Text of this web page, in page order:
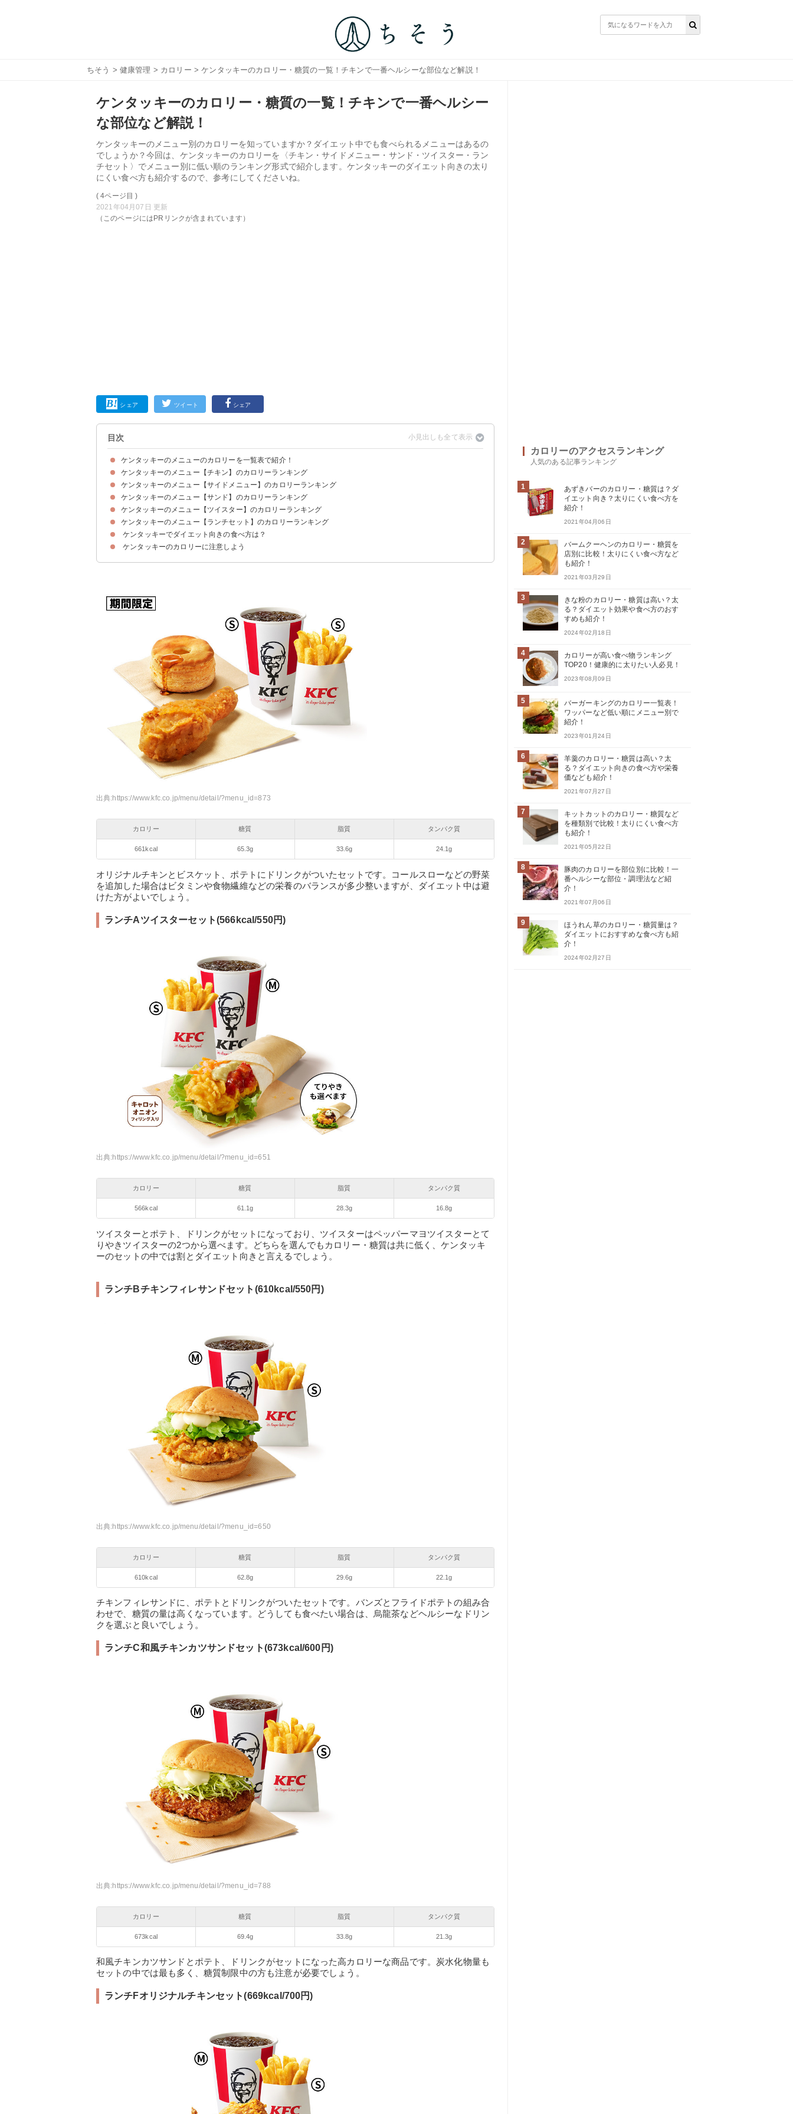
ちそう > 健康管理 > カロリー > ケンタッキーのカロリー・糖質の一覧！チキンで一番ヘルシーな部位など解説！
ケンタッキーのカロリー・糖質の一覧！チキンで一番ヘルシー
な部位など解説！
ケンタッキーのメニュー別のカロリーを知っていますか？ダイエット中でも食べられるメニューはあるの
でしょうか？今回は、ケンタッキーのカロリーを〈チキン・サイドメニュー・サンド・ツイスター・ラン
チセット〉でメニュー別に低い順のランキング形式で紹介します。ケンタッキーのダイエット向きの太り
にくい食べ方も紹介するので、参考にしてくださいね。
( 4ページ目 )
2021年04月07日 更新
（このページにはPRリンクが含まれています）
シェア ツイート シェア
目次
ケンタッキーのメニューのカロリーを一覧表で紹介！
ケンタッキーのメニュー【チキン】のカロリーランキング
オリジナルチキン【部位別】(237kcal/250円)
骨なしケンタッキー(204kcal/250円)
カーネルクリスピー(130kcal/230円)
ケンタッキーのメニュー【サイドメニュー】のカロリーランキング
ビスケット(200kcal/230円)
ポテト(S：195kcal/230円)
コールスロー(S：92kcal/230円)
ケンタッキーのメニュー【サンド】のカロリーランキング
チキンフィレサンド（415kcal/390円）
和風チキンカツサンド(478kcal/390円)
ケンタッキーのメニュー【ツイスター】のカロリーランキング
ペッパーマヨツイスター(371kcal/340円)
てりやきツイスター(392kcal/340円)
ケンタッキーのメニュー【ランチセット】のカロリーランキング
ランチS(661kcal/500円)
ランチAツイスターセット(566kcal/550円)
ランチBチキンフィレサンドセット(610kcal/550円)
ランチC和風チキンカツサンドセット(673kcal/600円)
ランチFオリジナルチキンセット(669kcal/700円)
ケンタッキーでダイエット向きの食べ方は？
①最初にコールスローなど野菜を食べる
②ドリンクにウーロン茶を選ぶ
③糖質の多いビスケットやサンド系メニューは避ける
ケンタッキーのカロリーに注意しよう
出典:https://www.kfc.co.jp/menu/detail/?menu_id=873
カロリー 糖質 脂質 タンパク質
661kcal 65.3g 33.6g 24.1g
オリジナルチキンとビスケット、ポテトにドリンクがついたセットです。コールスローなどの野菜
を追加した場合はビタミンや食物繊維などの栄養のバランスが多少整いますが、ダイエット中は避
けた方がよいでしょう。
ランチAツイスターセット(566kcal/550円)
出典:https://www.kfc.co.jp/menu/detail/?menu_id=651
カロリー 糖質 脂質 タンパク質
566kcal 61.1g 28.3g 16.8g
ツイスターとポテト、ドリンクがセットになっており、ツイスターはペッパーマヨツイスターとて
りやきツイスターの2つから選べます。どちらを選んでもカロリー・糖質は共に低く、ケンタッキ
ーのセットの中では割とダイエット向きと言えるでしょう。
ランチBチキンフィレサンドセット(610kcal/550円)
出典:https://www.kfc.co.jp/menu/detail/?menu_id=650
カロリー 糖質 脂質 タンパク質
610kcal 62.8g 29.6g 22.1g
チキンフィレサンドに、ポテトとドリンクがついたセットです。バンズとフライドポテトの組み合
わせで、糖質の量は高くなっています。どうしても食べたい場合は、烏龍茶などヘルシーなドリン
クを選ぶと良いでしょう。
ランチC和風チキンカツサンドセット(673kcal/600円)
出典:https://www.kfc.co.jp/menu/detail/?menu_id=788
カロリー 糖質 脂質 タンパク質
673kcal 69.4g 33.8g 21.3g
和風チキンカツサンドとポテト、ドリンクがセットになった高カロリーな商品です。炭水化物量も
セットの中では最も多く、糖質制限中の方も注意が必要でしょう。
ランチFオリジナルチキンセット(669kcal/700円)
カロリーのアクセスランキング
人気のある記事ランキング
1
あずきバーのカロリー・糖質は？ダ
イエット向き？太りにくい食べ方を
紹介！
2021年04月06日
2
バームクーヘンのカロリー・糖質を
店別に比較！太りにくい食べ方など
も紹介！
2021年03月29日
3
きな粉のカロリー・糖質は高い？太
る？ダイエット効果や食べ方のおす
すめも紹介！
2024年02月18日
4
カロリーが高い食べ物ランキング
TOP20！健康的に太りたい人必見！
2023年08月09日
5
バーガーキングのカロリー一覧表！
ワッパーなど低い順にメニュー別で
紹介！
2023年01月24日
6
羊羹のカロリー・糖質は高い？太
る？ダイエット向きの食べ方や栄養
価なども紹介！
2021年07月27日
7
キットカットのカロリー・糖質など
を種類別で比較！太りにくい食べ方
も紹介！
2021年05月22日
8
豚肉のカロリーを部位別に比較！一
番ヘルシーな部位・調理法など紹
介！
2021年07月06日
9
ほうれん草のカロリー・糖質量は？
ダイエットにおすすめな食べ方も紹
介！
2024年02月27日